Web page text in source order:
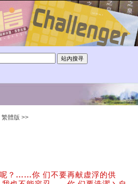
繁體版 >>
？ ……你 们不要再献虚浮的供